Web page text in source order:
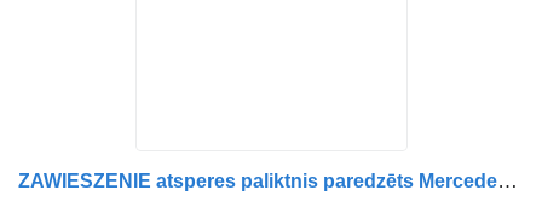
ZAWIESZENIE atsperes paliktnis paredzēts Mercedes-Benz AXOR ATEGO kravas automašīnas